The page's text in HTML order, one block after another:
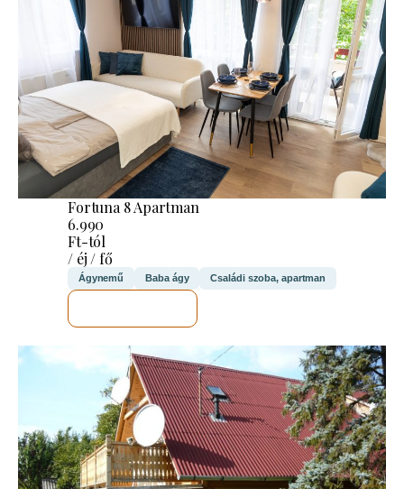
Fortuna 8 Apartman
6.990
Ft-tól
/ éj / fő
Ágynemű Baba ágy Családi szoba, apartman